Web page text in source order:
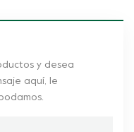
y desea
aquí, le